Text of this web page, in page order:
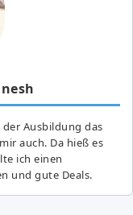
Ausbildung das
auch. Da hieß es
ich einen
und gute Deals.